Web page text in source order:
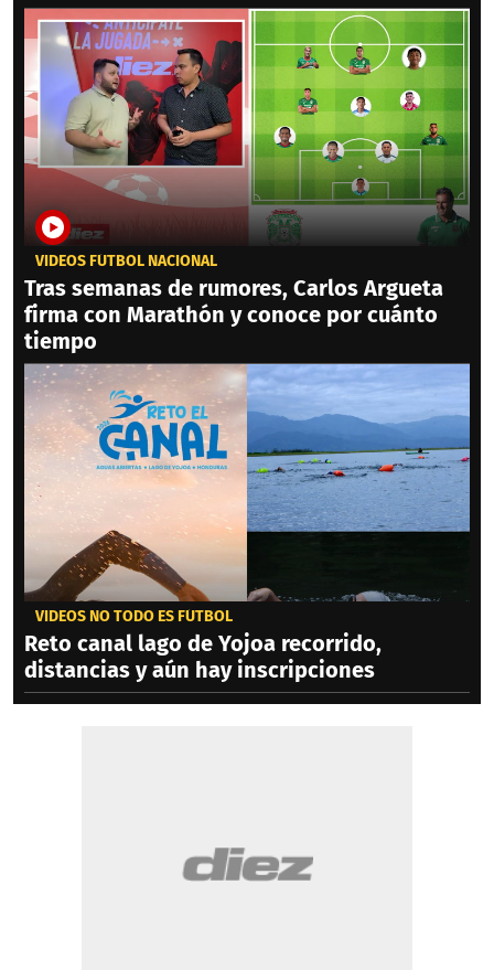
VIDEOS FÚTBOL NACIONAL
Tras semanas de rumores, Carlos Argueta
firma con Marathón y conoce por cuánto
tiempo
VIDEOS NO TODO ES FÚTBOL
Reto canal lago de Yojoa recorrido,
distancias y aún hay inscripciones